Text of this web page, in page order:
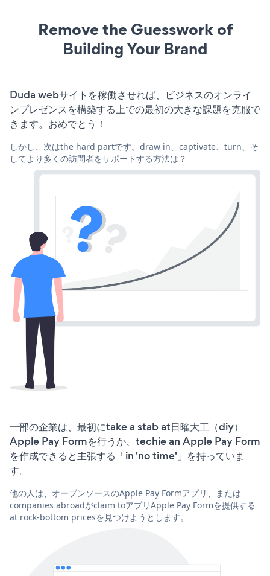
Remove the Guesswork of
Building Your Brand
Duda webサイトを稼働させれば、ビジネスのオンライ
ンプレゼンスを構築する上での最初の大きな課題を克服で
きます。おめでとう！
しかし、次はthe hard partです。draw in、captivate、turn、そ
してより多くの訪問者をサポートする方法は？
一部の企業は、最初にtake a stab at日曜大工（diy）
Apple Pay Formを行うか、techie an Apple Pay Form
を作成できると主張する「in 'no time'」を持っていま
す。
他の人は、オープンソースのApple Pay Formアプリ、または
companies abroadがclaim toアプリApple Pay Formを提供する
at rock-bottom pricesを見つけようとします。